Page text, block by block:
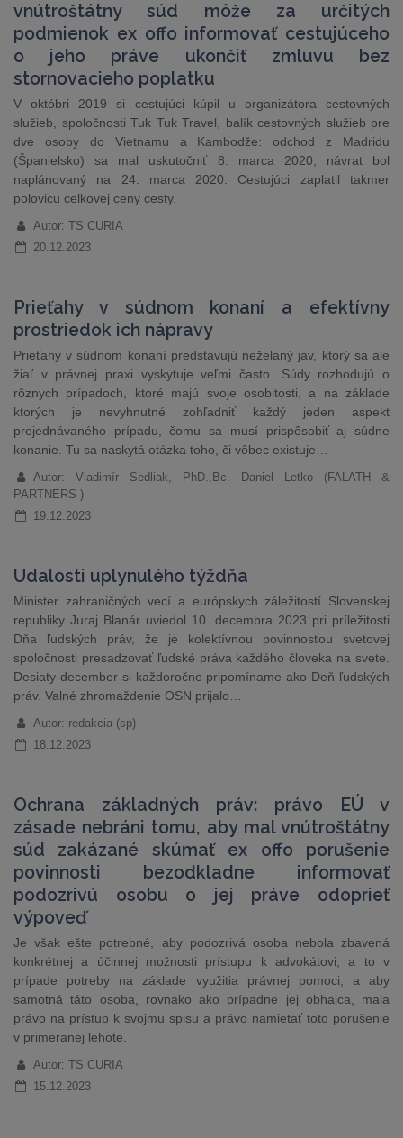
vnútroštátny súd môže za určitých
podmienok ex offo informovať cestujúceho
o jeho práve ukončiť zmluvu bez
stornovacieho poplatku
V októbri 2019 si cestujúci kúpil u organizátora cestovných
služieb, spoločnosti Tuk Tuk Travel, balík cestovných služieb pre
dve osoby do Vietnamu a Kambodže: odchod z Madridu
(Španielsko) sa mal uskutočniť 8. marca 2020, návrat bol
naplánovaný na 24. marca 2020. Cestujúci zaplatil takmer
polovicu celkovej ceny cesty.
Autor: TS CURIA
20.12.2023
Prieťahy v súdnom konaní a efektívny
prostriedok ich nápravy
Prieťahy v súdnom konaní predstavujú neželaný jav, ktorý sa ale
žiaľ v právnej praxi vyskytuje veľmi často. Súdy rozhodujú o
rôznych prípadoch, ktoré majú svoje osobitosti, a na základe
ktorých je nevyhnutné zohľadniť každý jeden aspekt
prejednávaného prípadu, čomu sa musí prispôsobiť aj súdne
konanie. Tu sa naskytá otázka toho, či vôbec existuje…
Autor: Vladimír Sedliak, PhD.,Bc. Daniel Letko (FALATH &
PARTNERS )
19.12.2023
Udalosti uplynulého týždňa
Minister zahraničných vecí a európskych záležitostí Slovenskej
republiky Juraj Blanár uviedol 10. decembra 2023 pri príležitosti
Dňa ľudských práv, že je kolektívnou povinnosťou svetovej
spoločnosti presadzovať ľudské práva každého človeka na svete.
Desiaty december si každoročne pripomíname ako Deň ľudských
práv. Valné zhromaždenie OSN prijalo…
Autor: redakcia (sp)
18.12.2023
Ochrana základných práv: právo EÚ v
zásade nebráni tomu, aby mal vnútroštátny
súd zakázané skúmať ex offo porušenie
povinnosti bezodkladne informovať
podozrivú osobu o jej práve odoprieť
výpoveď
Je však ešte potrebné, aby podozrivá osoba nebola zbavená
konkrétnej a účinnej možnosti prístupu k advokátovi, a to v
prípade potreby na základe využitia právnej pomoci, a aby
samotná táto osoba, rovnako ako prípadne jej obhajca, mala
právo na prístup k svojmu spisu a právo namietať toto porušenie
v primeranej lehote.
Autor: TS CURIA
15.12.2023